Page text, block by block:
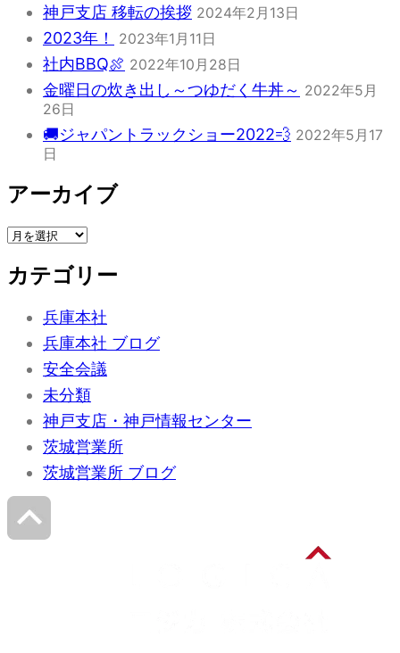
シ
ョ
ン
神戸支店 移転の挨拶 2024年2月13日
2023年！ 2023年1月11日
社内BBQ🍖 2022年10月28日
金曜日の炊き出し～つゆだく牛丼～ 2022年5月
26日
🚚ジャパントラックショー2022💨 2022年5月17
日
アーカイブ
ア
カ
イ
カテゴリー
兵庫本社
兵庫本社 ブログ
安全会議
未分類
神戸支店・神戸情報センター
茨城営業所
茨城営業所 ブログ